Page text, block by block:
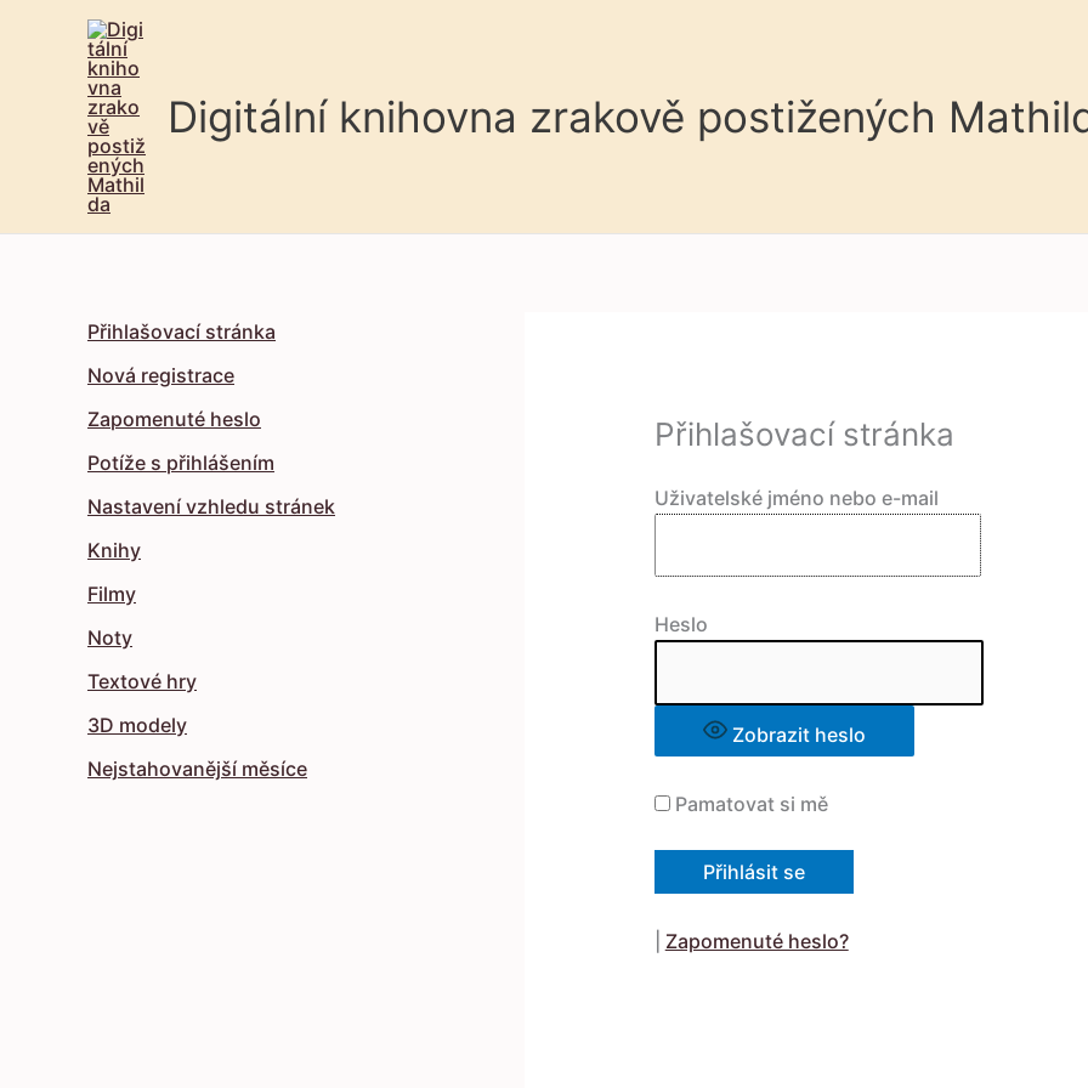
Digitální knihovna zrakově postižených
Přihlašovací stránka
Nová registrace
Zapomenuté heslo
Potíže s přihlášením
Nastavení vzhledu stránek
Knihy
Filmy
Noty
Textové hry
3D modely
Nejstahovanější měsíce
Přihlašovací stránka
Uživatelské jméno nebo e-mail
Heslo
Zobrazit heslo
Pamatovat si mě
Zapomenuté heslo?